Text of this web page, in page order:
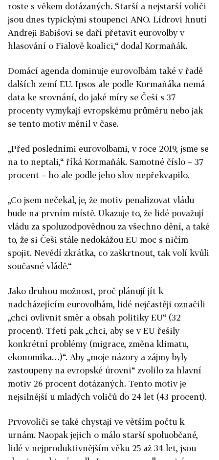
roste s věkem dotázaných. Starší a nejstarší voliči
jsou dnes typickými stoupenci ANO. Lídrovi hnutí
Andreji Babišovi se daří přetavit eurovolby v
hlasování o Fialově koalici,“ dodal Kormaňák.
Domácí agenda dominuje eurovolbám také v řadě
dalších zemí EU. Ipsos ale podle Kormaňáka nemá
data ke srovnání, do jaké míry se Češi s 37
procenty vymykají evropskému průměru nebo jak
se tento motiv měnil v čase.
„Před posledními eurovolbami, v roce 2019, jsme se
na to neptali,“ říká Kormaňák. Samotné číslo – 37
procent – ho ale podle jeho slov nepřekvapilo.
„Co jsem nečekal, je, že motiv penalizovat vládu
bude na prvním místě. Ukazuje to, že lidé považují
vládu za spoluzodpovědnou za všechno dění, a také
to, že si Češi stále nedokážou EU moc s ničím
spojit. Nevědí zkrátka, co zaškrtnout, tak volí kvůli
současné vládě.“
Jako druhou možnost, proč plánují jít k
nadcházejícím eurovolbám, lidé nejčastěji označili
„chci ovlivnit směr a obsah politiky EU“ (32
procent). Třetí pak „chci, aby se v EU řešily
konkrétní problémy (migrace, změna klimatu,
ekonomika…)“. Aby „moje názory a zájmy byly
zastoupeny na evropské úrovni“ zvolilo za hlavní
motiv 26 procent dotázaných. Tento motiv je
nejsilnější u mladých voličů do 24 let (43 procent).
Prvovoliči se také chystají ve větším počtu k
urnám. Naopak jejich o málo starší spoluobčané,
lidé v nejproduktivnějším věku 25 až 34 let, jsou